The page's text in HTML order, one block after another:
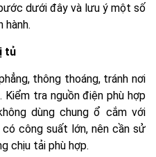
dưới đây và lưu ý một số
hành.
tủ
thông thoáng, tránh nơi
tra nguồn điện phù hợp
dùng chung ổ cắm với
công suất lớn, nên cần sử
chịu tải phù hợp.